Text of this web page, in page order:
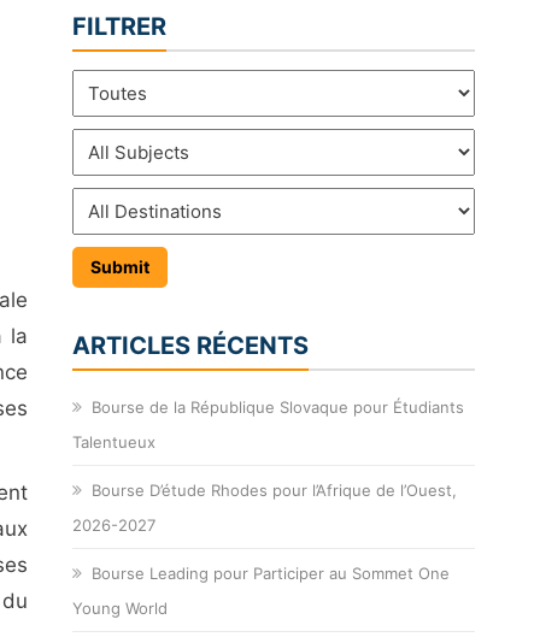
la
FILTRER
ARTICLES RÉCENTS
Bourse de la République Slovaque pour Étudiants
Talentueux
Bourse D’étude Rhodes pour l’Afrique de l’Ouest,
2026-2027
Bourse Leading pour Participer au Sommet One
Young World